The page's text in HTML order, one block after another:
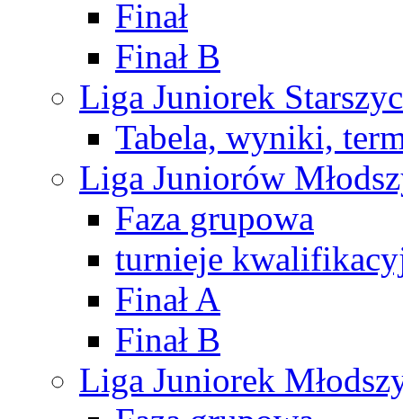
Finał
Finał B
Liga Juniorek
Tabela, wyniki,
Liga Juniorów
Faza grupowa
turnieje
Finał A
Finał B
Liga Juniorek